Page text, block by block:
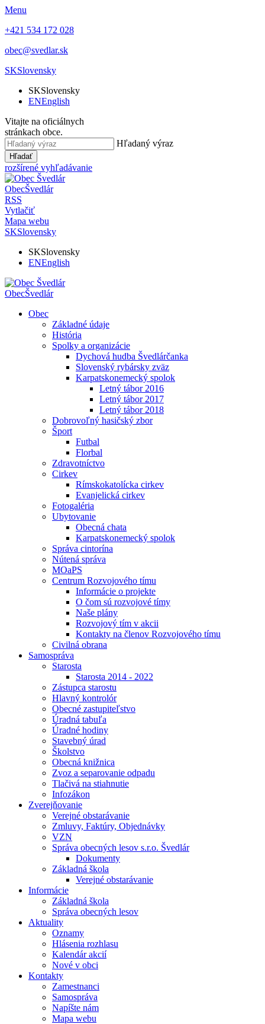
Menu
+421 534 172 028
obec@svedlar.sk
SKSlovensky
SKSlovensky
ENEnglish
Vitajte na oficiálnych
stránkach obce.
Hľadaný výraz
Hľadať
rozšírené vyhľadávanie
ObecŠvedlár
RSS
Vytlačiť
Mapa webu
SKSlovensky
SKSlovensky
ENEnglish
ObecŠvedlár
Obec
Základné údaje
História
Spolky a organizácie
Dychová hudba Švedlárčanka
Slovenský rybársky zväz
Karpatskonemecký spolok
Letný tábor 2016
Letný tábor 2017
Letný tábor 2018
Dobrovoľný hasičský zbor
Šport
Futbal
Florbal
Zdravotníctvo
Cirkev
Rímskokatolícka cirkev
Evanjelická cirkev
Fotogaléria
Ubytovanie
Obecná chata
Karpatskonemecký spolok
Správa cintorína
Nútená správa
MOaPS
Centrum Rozvojového tímu
Informácie o projekte
O čom sú rozvojové tímy
Naše plány
Rozvojový tím v akcii
Kontakty na členov Rozvojového tímu
Civilná obrana
Samospráva
Starosta
Starosta 2014 - 2022
Zástupca starostu
Hlavný kontrolór
Obecné zastupiteľstvo
Úradná tabuľa
Úradné hodiny
Stavebný úrad
Školstvo
Obecná knižnica
Zvoz a separovanie odpadu
Tlačivá na stiahnutie
Infozákon
Zverejňovanie
Verejné obstarávanie
Zmluvy, Faktúry, Objednávky
VZN
Správa obecných lesov s.r.o. Švedlár
Dokumenty
Základná škola
Verejné obstarávanie
Informácie
Základná škola
Správa obecných lesov
Aktuality
Oznamy
Hlásenia rozhlasu
Kalendár akcií
Nové v obci
Kontakty
Zamestnanci
Samospráva
Napíšte nám
Mapa webu